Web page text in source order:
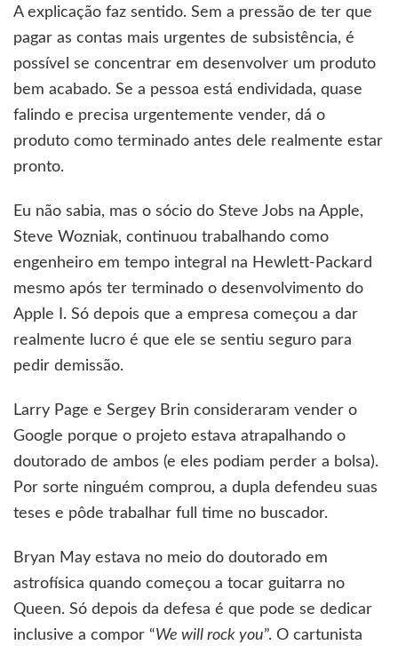
A explicação faz sentido. Sem a pressão de ter que
pagar as contas mais urgentes de subsistência, é
possível se concentrar em desenvolver um produto
bem acabado. Se a pessoa está endividada, quase
falindo e precisa urgentemente vender, dá o
produto como terminado antes dele realmente estar
pronto.
Eu não sabia, mas o sócio do Steve Jobs na Apple,
Steve Wozniak, continuou trabalhando como
engenheiro em tempo integral na Hewlett-Packard
mesmo após ter terminado o desenvolvimento do
Apple I. Só depois que a empresa começou a dar
realmente lucro é que ele se sentiu seguro para
pedir demissão.
Larry Page e Sergey Brin consideraram vender o
Google porque o projeto estava atrapalhando o
doutorado de ambos (e eles podiam perder a bolsa).
Por sorte ninguém comprou, a dupla defendeu suas
teses e pôde trabalhar full time no buscador.
Bryan May estava no meio do doutorado em
astrofísica quando começou a tocar guitarra no
Queen. Só depois da defesa é que pode se dedicar
inclusive a compor “We will rock you”. O cartunista